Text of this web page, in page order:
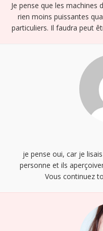
Je pense que les
rien moins puissantes
particuliers. Il faudra peut
je pense oui, car je
personne et ils
Vous continuez